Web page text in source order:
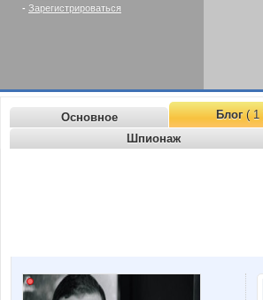
- Зарегистрироваться
Основное Блог( 1
Шпионаж